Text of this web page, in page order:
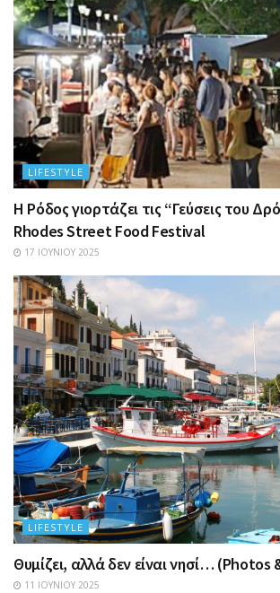
LIFESTYLE
Η Ρόδος γιορτάζει τις “Γεύσεις του
Rhodes Street Food Festival
17 ΙΟΥΝΊΟΥ 2025
LIFESTYLE
Θυμίζει, αλλά δεν είναι νησί… (Photos
11 ΙΟΥΝΊΟΥ 2025